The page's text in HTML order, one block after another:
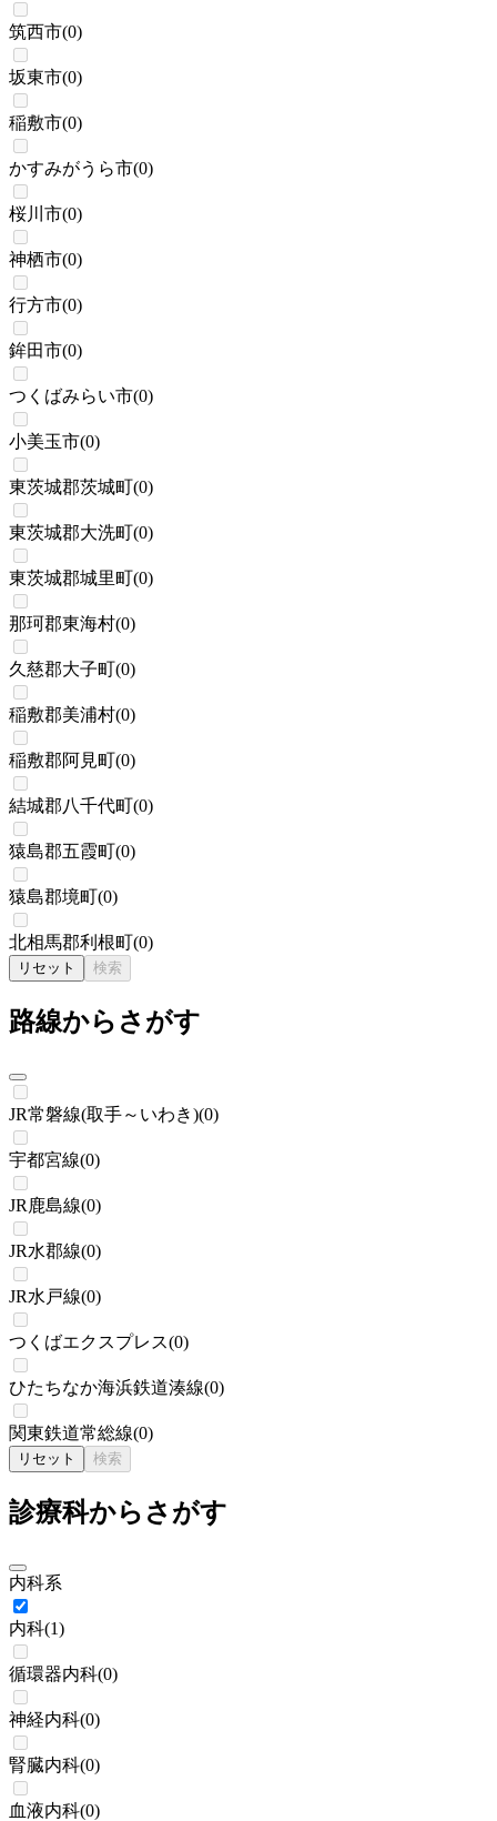
筑西市(0)
坂東市(0)
稲敷市(0)
かすみがうら市(0)
桜川市(0)
神栖市(0)
行方市(0)
鉾田市(0)
つくばみらい市(0)
小美玉市(0)
東茨城郡茨城町(0)
東茨城郡大洗町(0)
東茨城郡城里町(0)
那珂郡東海村(0)
久慈郡大子町(0)
稲敷郡美浦村(0)
稲敷郡阿見町(0)
結城郡八千代町(0)
猿島郡五霞町(0)
猿島郡境町(0)
北相馬郡利根町(0)
リセット 検索
路線からさがす
JR常磐線(取手～いわき)(0)
宇都宮線(0)
JR鹿島線(0)
JR水郡線(0)
JR水戸線(0)
つくばエクスプレス(0)
ひたちなか海浜鉄道湊線(0)
関東鉄道常総線(0)
リセット 検索
診療科からさがす
内科系
内科(1)
循環器内科(0)
神経内科(0)
腎臓内科(0)
血液内科(0)